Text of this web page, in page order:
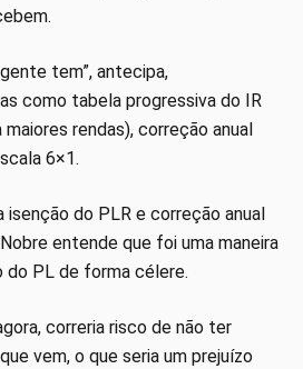
tem”, antecipa,
como tabela progressiva do IR
rendas), correção anual
6×1.
isenção do PLR e correção anual
entende que foi uma maneira
do PL de forma célere.
correria risco de não ter
vem, o que seria um prejuízo